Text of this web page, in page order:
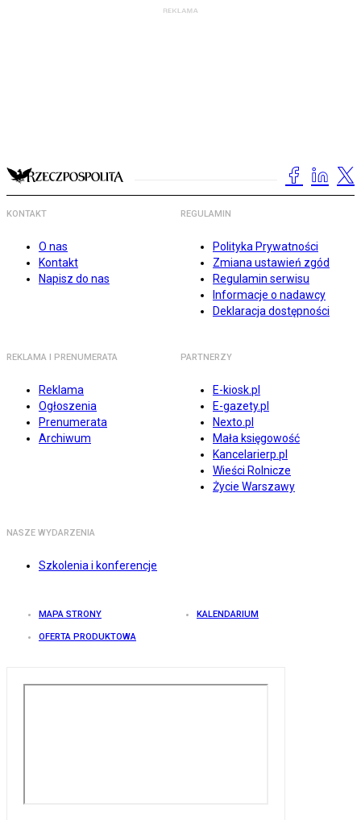
KONTAKT
O nas
Kontakt
Napisz do nas
REGULAMIN
Polityka Prywatności
Zmiana ustawień zgód
Regulamin serwisu
Informacje o nadawcy
Deklaracja dostępności
REKLAMA I PRENUMERATA
Reklama
Ogłoszenia
Prenumerata
Archiwum
PARTNERZY
E-kiosk.pl
E-gazety.pl
Nexto.pl
Mała księgowość
Kancelarierp.pl
Wieści Rolnicze
Życie Warszawy
NASZE WYDARZENIA
Szkolenia i konferencje
MAPA STRONY KALENDARIUM
OFERTA PRODUKTOWA